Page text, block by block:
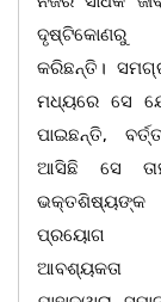
ଦୃଷ୍ଟିକୋଣରୁ
କରିଛନ୍ତି।
ମଧ୍ୟରେ ସେ
ପାଇଛନ୍ତି,
ଆସିଛି ସେ
ପ୍ରୟୋଗ